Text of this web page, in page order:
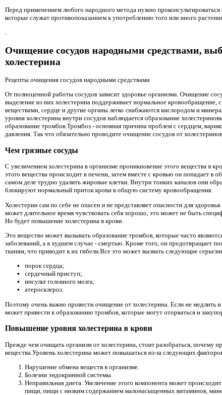
Перед применением любого народного метода нужно
которые служат противопоказанием к употреблению того или иного
Очищение сосудов народными средствами,
холестерина
Рецепты очищения сосудов народными средствами
От полноценной работы сосудов зависит здоровье организма. Очищение
выделение из них холестерина поддерживает нормальное кровообращение,
веществами, сердце и другие органы легко снабжаются кислородом и
уровня холестерина внутри сосудов наблюдается образование
образование тромбов.Тромбоз - основная причина проблем с сердцем,
давления. Так что обязательно проводите очищение сосудов от
Чем грязные сосуды
С увеличением холестерина в организме проникновение этого вещества в
этого вещества происходит в печени, затем вместе с кровью он попадает в
самом деле трудно удалить жировые клетки. Внутри тонких каналов они
блокируют нормальный приток крови в общую систему кровообращения.
Холестерин сам по себе не опасен и не представляет опасности для
может длительное время чувствовать себя хорошо, это может не быть
Но будет повышение холестерина в крови.
Это вещество может вызывать образование тромбов, которые часто
заболеваний, а в худшем случае - смертью. Кроме того, он предотвращает
тканям, что приводит к их гибели.Все это может вызвать следующие
порок сердца;
сердечный приступ;
инсульт головного мозга;
атеросклероз.
Поэтому очень важно провести очищение от холестерина. Если не медлить
может привести к образованию тромбов, которые могут оторваться и
Повышение уровня холестерина в крови
Прежде чем очищать организм от холестерина, стоит разобраться, почему
вещества.Уровень холестерина может повышаться из-за следующих
Нарушение обмена веществ в организме.
Болезни эндокринной системы.
Неправильная диета. Увеличение этого компонента может
пищи, пищи с низким содержанием малонасыщенных витаминов,